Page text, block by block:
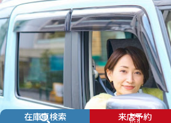
在庫車検索 来店予約